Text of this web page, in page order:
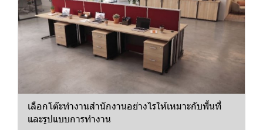
เลือกโต๊ะทำงานสำนักงานอย่างไรให้เหมาะกับพื้นที่
และรูปแบบการทำงาน